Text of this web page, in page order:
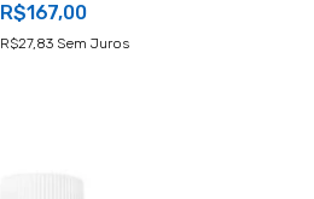
R$167,00
R$27,83Sem Juros